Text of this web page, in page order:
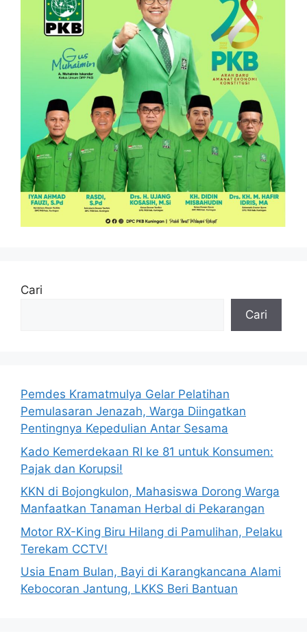
Cari
Cari
Pemdes Kramatmulya Gelar Pelatihan
Pemulasaran Jenazah, Warga Diingatkan
Pentingnya Kepedulian Antar Sesama
Kado Kemerdekaan RI ke 81 untuk Konsumen:
Pajak dan Korupsi!
KKN di Bojongkulon, Mahasiswa Dorong Warga
Manfaatkan Tanaman Herbal di Pekarangan
Motor RX-King Biru Hilang di Pamulihan, Pelaku
Terekam CCTV!
Usia Enam Bulan, Bayi di Karangkancana Alami
Kebocoran Jantung, LKKS Beri Bantuan